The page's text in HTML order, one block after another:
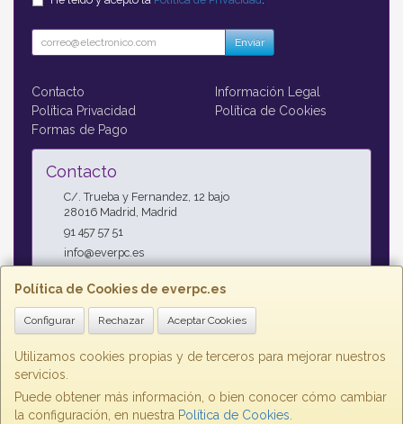
Política de Cookies de everpc.es
Configurar Rechazar Aceptar Cookies
Utilizamos cookies propias y de terceros para mejorar nuestros
servicios.
Puede obtener más información, o bien conocer cómo cambiar
la configuración, en nuestra Política de Cookies
Enviar
Contacto
Información Legal
Política Privacidad
Política de Cookies
Formas de Pago
Contacto
C/. Trueba y Fernandez, 12 bajo
28016 Madrid Madrid
91 457 57 51
info@everpc.es
Horario
Horario continuo : Lunes a Jueves 09:00h - 19:00h, Viernes
09:00h - 14:00h
, , , , España. - C.I.F.: B85853992 - Tfno: